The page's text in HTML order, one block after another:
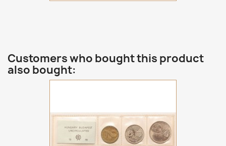
Customers who bought this product
also bought: